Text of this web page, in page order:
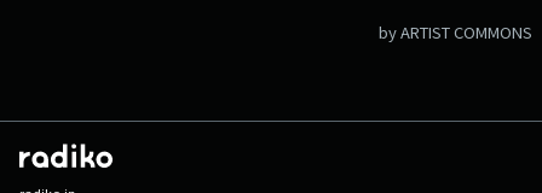
by ARTIST COMMONS